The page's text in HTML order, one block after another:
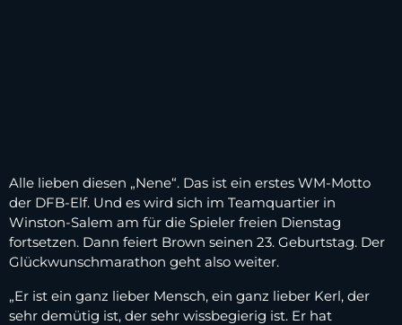
Alle lieben diesen „Nene“. Das ist ein erstes WM-Motto
der DFB-Elf. Und es wird sich im Teamquartier in
Winston-Salem am für die Spieler freien Dienstag
fortsetzen. Dann feiert Brown seinen 23. Geburtstag. Der
Glückwunschmarathon geht also weiter.
„Er ist ein ganz lieber Mensch, ein ganz lieber Kerl, der
sehr demütig ist, der sehr wissbegierig ist. Er hat